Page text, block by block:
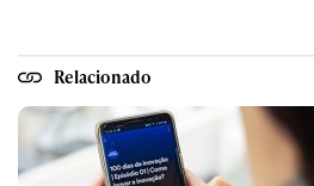
Relacionado